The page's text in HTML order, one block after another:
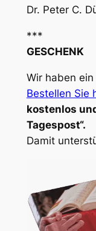
Dr. Peter C.
***
GESCHENK
Wir haben
Bestellen Sie
kostenlos
Tagespost“.
Damit